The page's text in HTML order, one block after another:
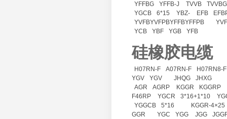
YFFBG
YFFB-J TVVB
TVVBG
YGCB
6*15 YBZ- EFB
YVFBYVFPBYFFBYFFPB
YCB
YBF YGB YFB
硅橡胶电缆
H07RN-F A07RN-F
H07RN8-F
YGV
YGV JHQG
JHXG
AGR
AGRP KGGR
KGGRP
F46RP
YGCR 3*16+1*10
YGGCB
5*16
KGGR-4×25
GGR
YGC YGG JGG